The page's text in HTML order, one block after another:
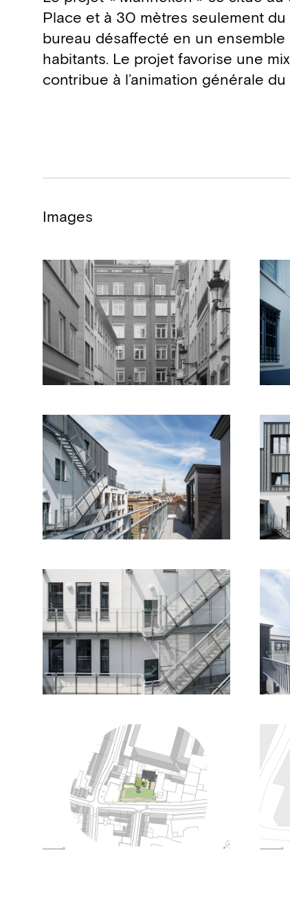
Place et à 30 mètres seulement
bureau désaffecté en un
habitants. Le projet favorise une
contribue à l’animation générale du
Images